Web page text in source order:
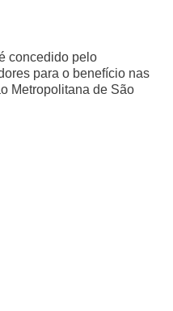
concedido pelo
para o benefício nas
Metropolitana de São